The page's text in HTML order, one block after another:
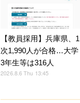
【教員採用】兵庫県、1
次1,990人が合格…大学
3年生等は316人
2026.8.6 Thu 13:45